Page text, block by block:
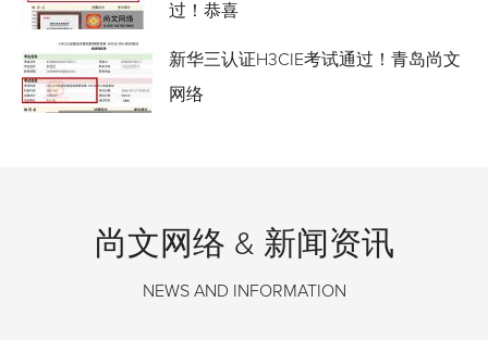
过！恭喜
新华三认证H3CIE考试通过！青岛尚文
网络
尚文网络 & 新闻资讯
NEWS AND INFORMATION